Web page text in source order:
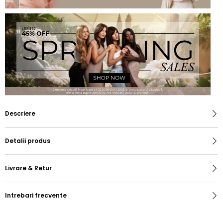
Descriere
Detalii produs
Livrare & Retur
Intrebari frecvente